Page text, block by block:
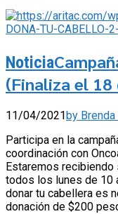
Noticia
(Finaliza el
11/04/2021by
Participa en la
coordinación con
Estaremos
todos los lunes de 10
donar tu cabellera es
donación de $200